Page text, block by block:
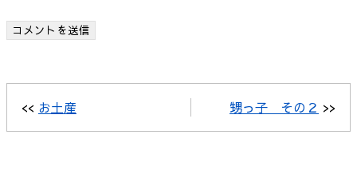
<< お土産 甥っ子 その２ >>